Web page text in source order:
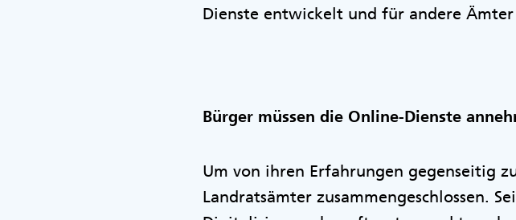
Dienste entwickelt und für andere
Bürger müssen die Online-Dienste
Um von ihren Erfahrungen gegenseitig
Landratsämter zusammengeschlossen.